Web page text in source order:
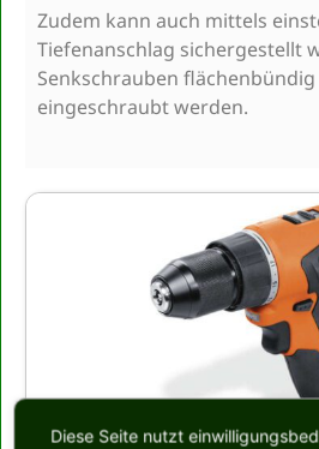
Zudem kann auch mittels
Tiefenanschlag sichergestellt
Senkschrauben
eingeschraubt werden.
Diese Seite nutzt